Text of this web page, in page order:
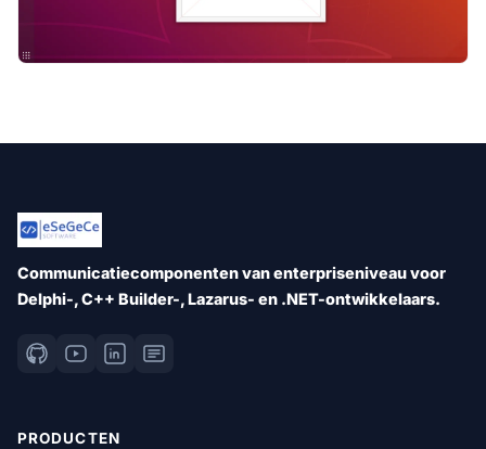
Communicatiecomponenten van enterpriseniveau voor
Delphi-, C++ Builder-, Lazarus- en .NET-ontwikkelaars.
PRODUCTEN